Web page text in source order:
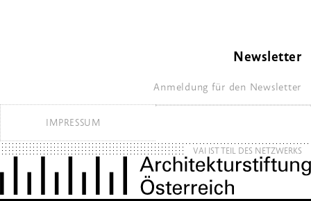
Newsletter
Anmeldung für den Newsletter
IMPRESSUM
VAI IST TEIL DES NETZWERKS